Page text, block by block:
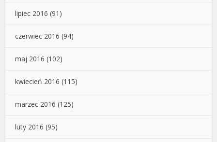
lipiec 2016 (91)
czerwiec 2016 (94)
maj 2016 (102)
kwiecień 2016 (115)
marzec 2016 (125)
luty 2016 (95)